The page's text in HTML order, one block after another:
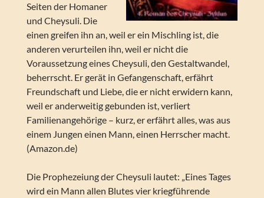
Seiten der Homaner
und Cheysuli. Die
einen greifen ihn an, weil er ein Mischling ist, die
anderen verurteilen ihn, weil er nicht die
Voraussetzung eines Cheysuli, den Gestaltwandel,
beherrscht. Er gerät in Gefangenschaft, erfährt
Freundschaft und Liebe, die er nicht erwidern kann,
weil er anderweitig gebunden ist, verliert
Familienangehörige – kurz, er erfährt alles, was aus
einem Jungen einen Mann, einen Herrscher macht.
(Amazon.de)
Die Prophezeiung der Cheysuli lautet: „Eines Tages
wird ein Mann allen Blutes vier kriegführende